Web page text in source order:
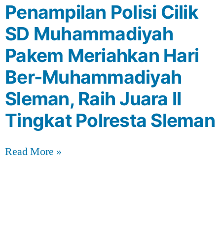
Penampilan Polisi Cilik
SD Muhammadiyah
Pakem Meriahkan Hari
Ber-Muhammadiyah
Sleman, Raih Juara II
Tingkat Polresta Sleman
Read More »